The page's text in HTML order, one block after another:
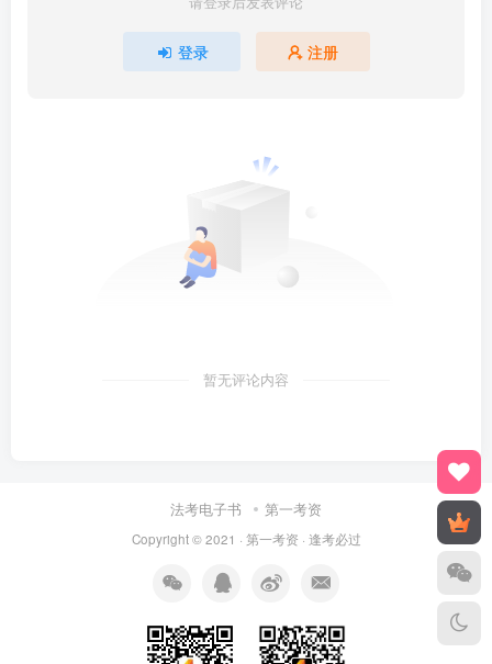
登录 注册
暂无评论内容
法考电子书 第一考资
Copyright © 2021 · 第一考资 · 逢考必过